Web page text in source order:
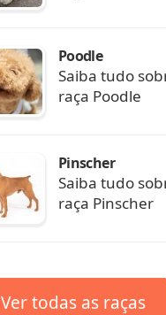
Poodle
Saiba tudo
raça Poodle
Pinscher
Saiba tudo
raça Pinscher
Ver todas as raças